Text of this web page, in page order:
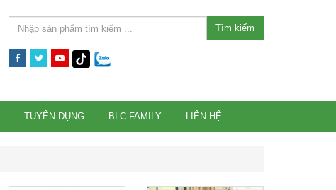
Tìm kiếm
TUYỂN DỤNG BLC FAMILY LIÊN HỆ